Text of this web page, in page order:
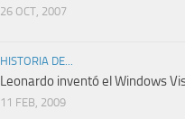
26 OCT, 2007
HISTORIA DE...
Leonardo inventó el Windows
11 FEB, 2009